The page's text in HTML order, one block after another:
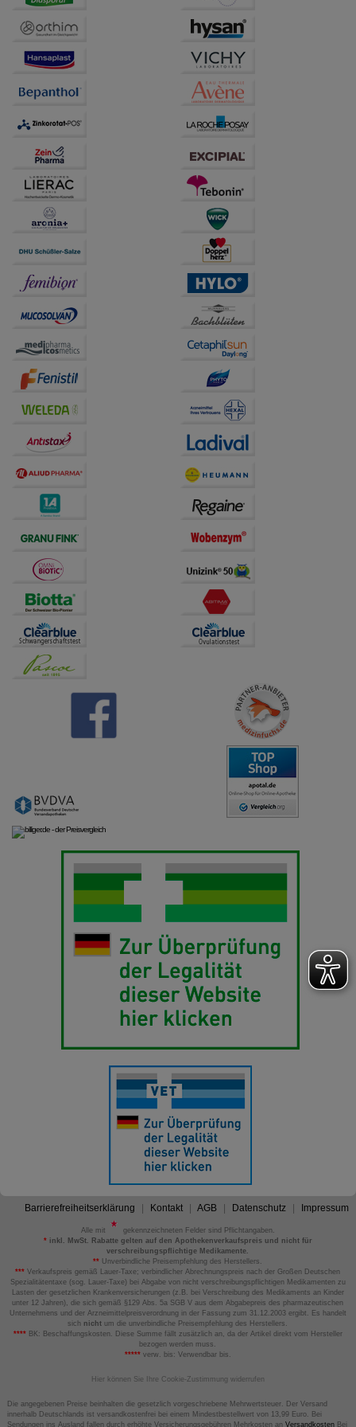
auf unserer Website aber auch die Werbung auf
Drittseiten möglichst relevant für Sie zu gestalten.
Bitte beachten Sie, dass Daten hierfür teilweise an
übertragen werden.
Barrierefreiheitserklärung Kontakt AGB Datenschutz Impressum
Alle mit
gekennzeichneten Felder sind Pflichtangaben.
*inkl. MwSt. Rabatte gelten auf den Apothekenverkaufspreis und nicht für
verschreibungspflichtige Medikamente.
** Unverbindliche Preisempfehlung des Herstellers.
*** Verkaufspreis gemäß Lauer-Taxe; verbindlicher Abrechnungspreis nach der Großen Deutschen
Spezialitätentaxe (sog. Lauer-Taxe) bei Abgabe von nicht verschreibungspflichtigen Medikamenten zu
Lasten der gesetzlichen Krankenversicherungen (z.B. bei Verschreibung des Medikaments an Kinder
unter 12 Jahren), die sich gemäß §129 Abs. 5a SGB V aus dem Abgabepreis des pharmazeutischen
Unternehmens und der Arzneimittelpreisverordnung in der Fassung zum 31.12.2003 ergibt. Es handelt
sich nicht um die unverbindliche Preisempfehlung des Herstellers.
****BK: Beschaffungskosten. Diese Summe fällt zusätzlich an, da der Artikel direkt vom Hersteller
bezogen werden muss.
*****verw. bis: Verwendbar bis.
Hier können Sie Ihre Cookie-Zustimmung widerrufen
Die angegebenen Preise beinhalten die gesetzlich vorgeschriebene Mehrwertsteuer. Der Versand
innerhalb Deutschlands ist versandkostenfrei bei einem Mindestbestellwert von 13,99 Euro. Bei
Sendungen ins Ausland fallen durch erhöhte Versicherungsgebühren Mehrkosten an VersandkostenBei